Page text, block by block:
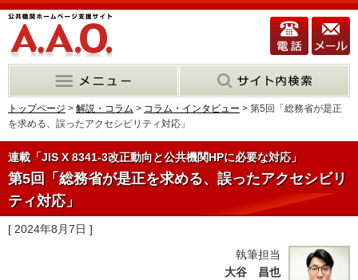
トップページ > 解説・コラム > コラム・インタビュー > 第5回「総務省が是正
を求める、誤ったアクセシビリティ対応」
連載「JIS X 8341-3改正動向と公共機関HPに必要な対応」
第5回「総務省が是正を求める、誤ったアクセシビリ
ティ対応」
[ 2024年8月7日 ]
執筆担当
大谷 昌也